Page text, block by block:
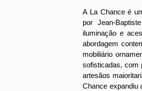
A La Chance é
por Jean-
iluminação e
abordagem
mobiliário
sofisticadas, com
artesãos
Chance expandiu